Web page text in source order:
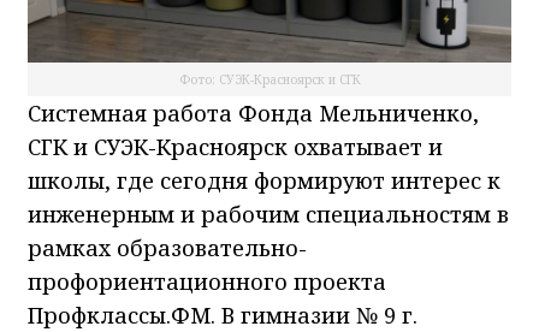
Фото: СУЭК-Красноярск и СГК
Системная работа Фонда Мельниченко,
СГК и СУЭК-Красноярск охватывает и
школы, где сегодня формируют интерес к
инженерным и рабочим специальностям в
рамках образовательно-
профориентационного проекта
Профклассы.ФМ. В гимназии № 9 г.